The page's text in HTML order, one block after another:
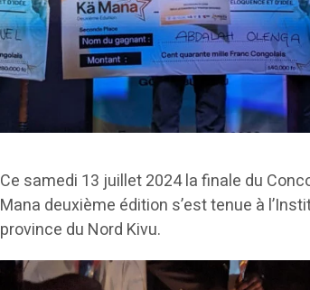
Ce samedi 13 juillet 2024 la finale du
Mana deuxième édition s’est tenue à
province du Nord Kivu.